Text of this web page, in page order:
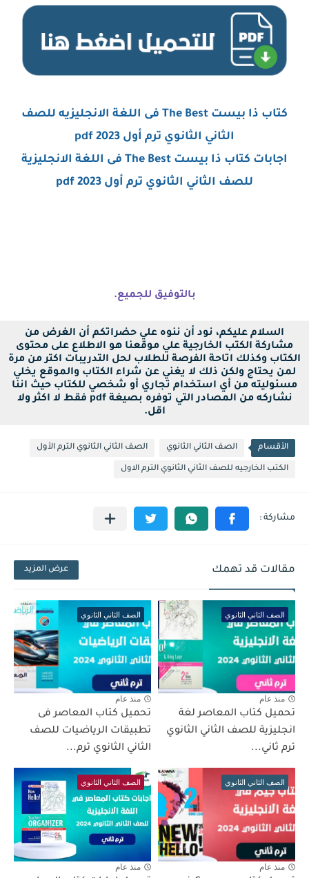
كتاب ذا بيست The Best فى اللغة الانجليزيه للصف
الثاني الثانوي ترم أول 2023 pdf
اجابات كتاب ذا بيست The Best فى اللغة الانجليزية
للصف الثاني الثانوي ترم أول 2023 pdf
بالتوفيق للجميع.
السلام عليكم، نود أن ننوه علي حضراتكم أن الغرض من
مشاركة الكتب الخارجية علي موقعنا هو الاطلاع على محتوى
الكتاب وكذلك اتاحة الفرصة للطلاب لحل التدريبات اكتر من مرة
لمن يحتاج ولكن ذلك لا يغني عن شراء الكتاب والموقع يخلي
مسئوليته من أي استخدام تجاري أو شخصي للكتاب حيث اننا
نشاركه من المصادر التي توفره بصيغة pdf فقط لا اكثر ولا
اقل.
الأقسام الصف الثاني الثانوي الصف الثاني الثانوي الترم الأول
الكتب الخارجيه للصف الثاني الثانوي الترم الاول
مقالات قد تهمك عرض المزيد
الصف الثاني الثانوي
منذ عام
تحميل كتاب المعاصر لغة
انجليزية للصف الثاني الثانوي
ترم ثاني...
الصف الثاني الثانوي
منذ عام
تحميل كتاب المعاصر فى
تطبيقات الرياضيات للصف
الثاني الثانوي ترم...
الصف الثاني الثانوي
منذ عام
الصف الثاني الثانوي
منذ عام